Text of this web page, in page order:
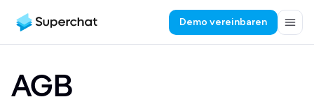
Demo vereinbaren
AGB